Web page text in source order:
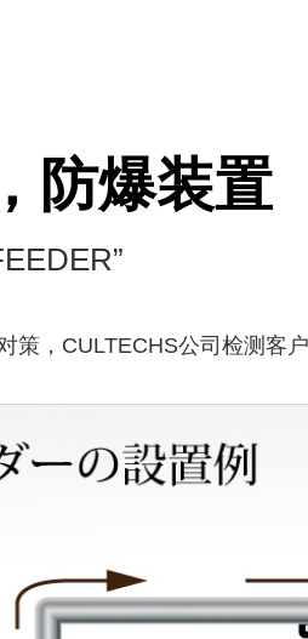
防爆装置
策，CULTECHS公司检测客